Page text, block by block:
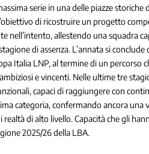
serie in una delle piazze
di ricostruire un progetto
nell’intento, allestendo una squadra
di assenza. L’annata si
Italia LNP, al termine di un
e vincenti. Nelle ultime tre
capaci di raggiungere con
categoria, confermando ancora una
realtà di alto livello. Capacità che gli
2025/26 della LBA.